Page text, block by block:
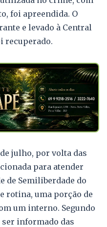
foi apreendida. O
e levado à Central
recuperado.
julho, por volta das
para atender
de Semiliberdade do
rotina, uma porção de
um interno. Segundo
informado das